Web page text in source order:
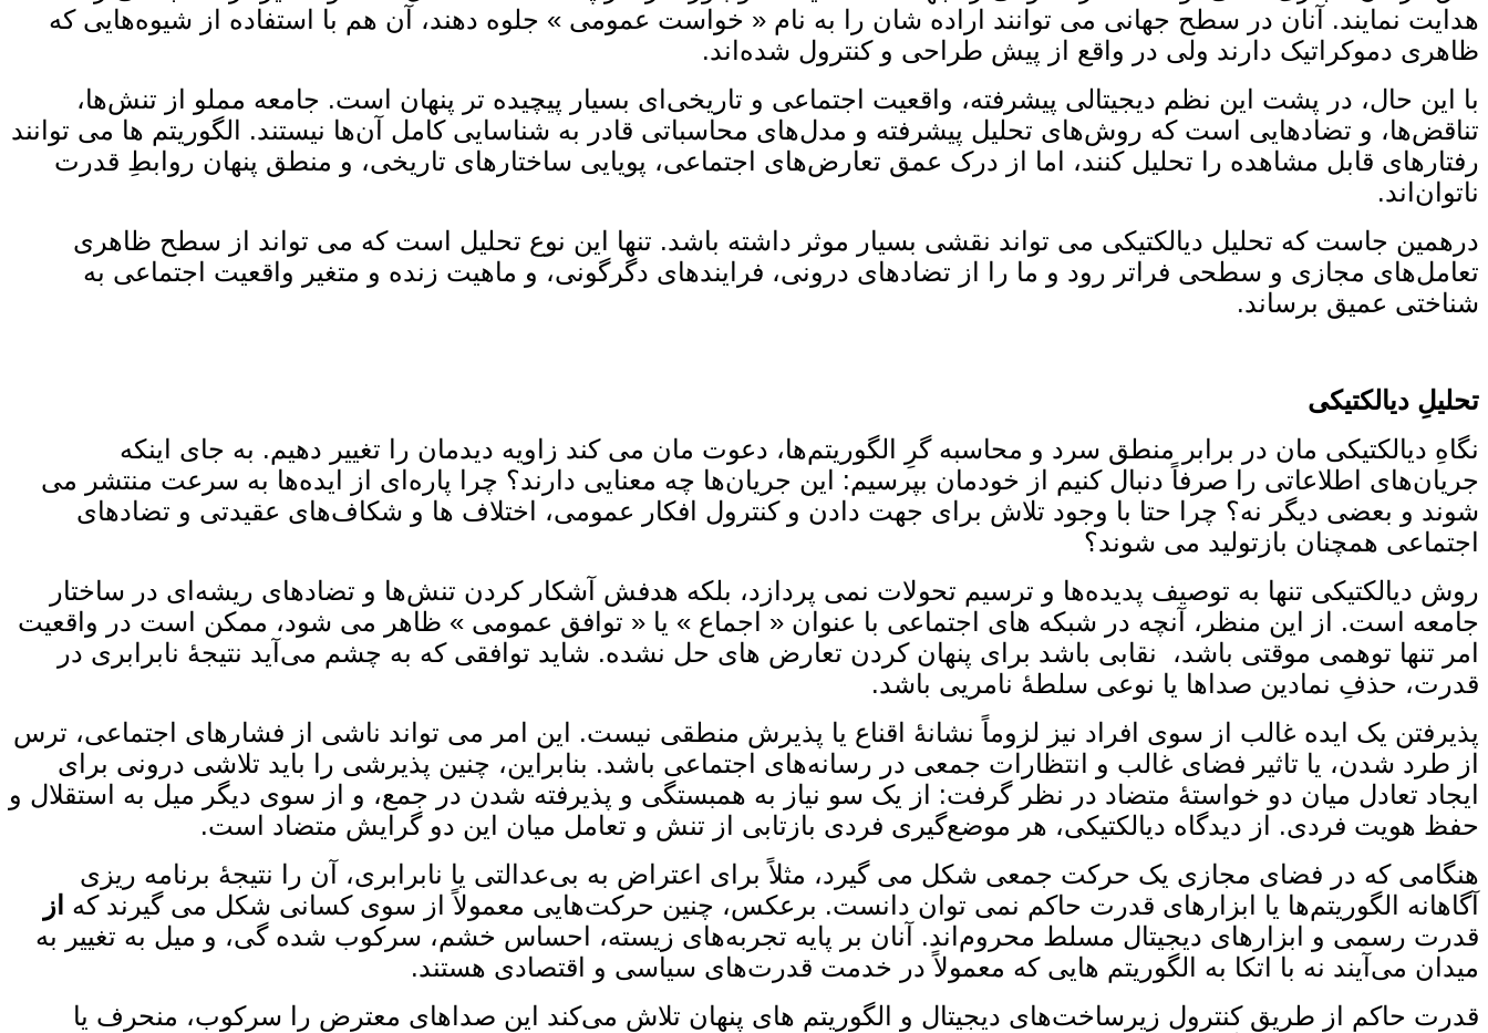
هدایت نمایند. آنان در سطح جهانی می‌ توانند اراده‌ شان را به‌ نام « خواست عمومی » جلوه دهند، آن هم با استفاده از شیوه‌هایی که
ظاهری دموکراتیک دارند ولی در واقع از پیش طراحی و کنترول شده‌اند.
با این حال، در پشت این نظم دیجیتالی پیشرفته، واقعیت اجتماعی و تاریخی‌ای بسیار پیچیده‌ تر پنهان است. جامعه مملو از تنش‌ها،
تناقض‌ها، و تضادهایی است که روش‌های تحلیل پیشرفته و مدل‌های محاسباتی قادر به شناسایی کامل آن‌ها نیستند. الگوریتم‌ ها می ‌توانند
رفتارهای قابل مشاهده را تحلیل کنند، اما از درک عمق تعارض‌های اجتماعی، پویایی ساختارهای تاریخی، و منطق پنهان روابطِ قدرت
ناتوان‌اند.
درهمین ‌جاست که تحلیل دیالکتیکی می ‌تواند نقشی بسیار موثر داشته باشد. تنها این نوع تحلیل است که می‌ تواند از سطح ظاهری
تعامل‌های مجازی و سطحی فراتر رود و ما را از تضادهای درونی، فرایندهای دگرگونی، و ماهیت زنده و متغیر واقعیت اجتماعی به
شناختی عمیق برساند.
تحلیلِ دیالکتیکی
نگاهِ دیالکتیکی‌ مان در برابر منطق سرد و محاسبه ‌گرِ الگوریتم‌ها، دعوت ‌مان می‌ کند زاویه دیدمان را تغییر دهیم. به‌ جای اینکه
جریان‌های اطلاعاتی را صرفاً دنبال کنیم از خودمان بپرسیم: این جریان‌ها چه معنایی دارند؟ چرا پاره‌ای از ایده‌ها به‌ سرعت منتشر می
‌شوند و بعضی دیگر نه؟ چرا حتا با وجود تلاش برای جهت ‌دادن و کنترول افکار عمومی، اختلاف‌ ها و شکاف‌های عقیدتی و تضادهای
اجتماعی همچنان بازتولید می‌ شوند؟
روش دیالکتیکی تنها به توصیف پدیده‌ها و ترسیم تحولات نمی ‌پردازد، بلکه هدفش آشکار کردن تنش‌ها و تضادهای ریشه‌ای در ساختار
جامعه است. از این منظر، آنچه در شبکه ‌های اجتماعی با ‌عنوان « اجماع » یا « توافق عمومی » ظاهر می‌ شود، ممکن است در واقعیت
امر تنها توهمی موقتی باشد، نقابی باشد برای پنهان‌ کردن تعارض ‌های حل ‌نشده. شاید توافقی که به ‌چشم می‌آید نتیجهٔ نابرابری در
قدرت، حذفِ نمادین صداها یا نوعی سلطهٔ نامریی باشد.
پذیرفتن یک ایده غالب از سوی افراد نیز لزوماً نشانهٔ اقناع یا پذیرش منطقی نیست. این امر می ‌تواند ناشی از فشارهای اجتماعی، ترس
از طرد شدن، یا تاثیر فضای غالب و انتظارات جمعی در رسانه‌های اجتماعی باشد. بنابراین، چنین پذیرشی را باید تلاشی درونی برای
ایجاد تعادل میان دو خواستهٔ متضاد در نظر گرفت: از یک سو نیاز به همبستگی و پذیرفته شدن در جمع، و از سوی دیگر میل به استقلال و
حفظ هویت فردی. از دیدگاه دیالکتیکی، هر موضع‌گیری فردی بازتابی از تنش و تعامل میان این دو گرایش متضاد است.
هنگامی ‌که در فضای مجازی یک حرکت جمعی شکل می‌ گیرد، مثلاً برای اعتراض به بی‌عدالتی یا نابرابری، آن را نتیجهٔ برنامه ‌ریزی
آگاهانه الگوریتم‌ها یا ابزارهای قدرت حاکم نمی ‌توان دانست. برعکس، چنین حرکت‌هایی معمولاً از سوی کسانی شکل می ‌گیرند که از
قدرت رسمی و ابزارهای دیجیتال مسلط محروم‌اند. آنان بر پایه تجربه‌های زیسته، احساس خشم، سرکوب ‌شده گی، و میل به تغییر به
میدان می‌آیند نه با اتکا به الگوریتم‌ هایی که معمولاً در خدمت قدرت‌های سیاسی و اقتصادی هستند.
قدرت حاکم از طریق کنترول زیرساخت‌های دیجیتال و الگوریتم‌ های پنهان تلاش می‌کند این صداهای معترض را سرکوب، منحرف یا